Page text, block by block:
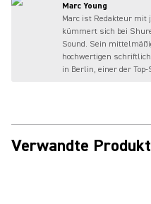
Marc Young
Marc ist Redakteur mit
kümmert sich bei
Sound. Sein
hochwertigen
in Berlin, einer der
Verwandte